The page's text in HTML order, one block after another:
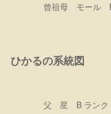
曾祖母 モール B
ひかるの系統図
父 星 B ランク（右